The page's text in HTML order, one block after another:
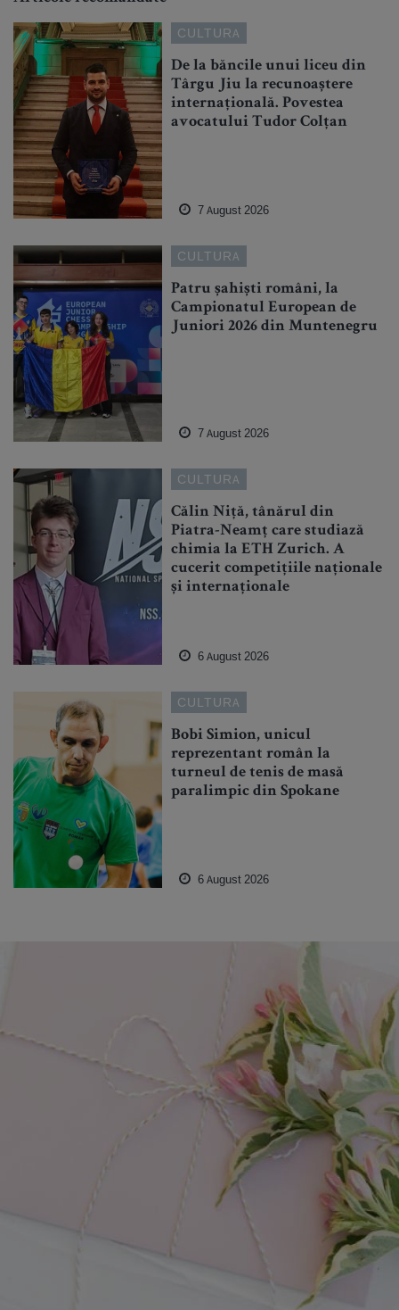
CULTURA
De la băncile unui liceu din
Târgu Jiu la recunoaștere
internațională. Povestea
avocatului Tudor Colțan
7 August 2026
CULTURA
Patru șahiști români, la
Campionatul European de
Juniori 2026 din Muntenegru
7 August 2026
CULTURA
Călin Niță, tânărul din
Piatra-Neamț care studiază
chimia la ETH Zurich. A
cucerit competițiile naționale
și internaționale
6 August 2026
CULTURA
Bobi Simion, unicul
reprezentant român la
turneul de tenis de masă
paralimpic din Spokane
6 August 2026